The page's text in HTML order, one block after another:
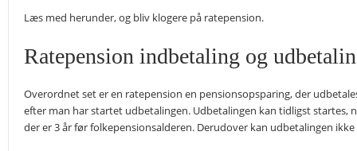
Læs med herunder, og bliv klogere på ratepension.
Ratepension indbetaling og
Overordnet set er en ratepension en pensionsopsparing, der
efter man har startet udbetalingen. Udbetalingen kan tidligst startes,
der er 3 år før folkepensionsalderen. Derudover kan udbetalingen